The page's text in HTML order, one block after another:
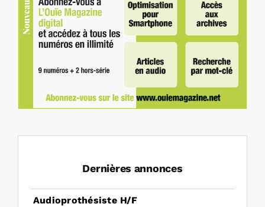
Dernières annonces
Audioprothésiste H/F